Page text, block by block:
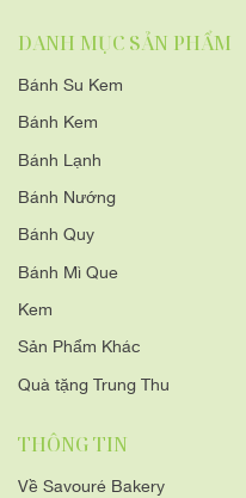
DANH MỤC SẢN PHẨM
Bánh Su Kem
Bánh Kem
Bánh Lạnh
Bánh Nướng
Bánh Quy
Bánh Mì Que
Kem
Sản Phẩm Khác
Quà tặng Trung Thu
THÔNG TIN
Về Savouré Bakery